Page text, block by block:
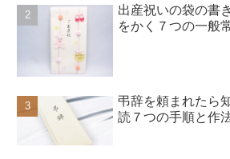
出産祝いの袋の書
をかく７つの一般
弔辞を頼まれたら
読７つの手順と作